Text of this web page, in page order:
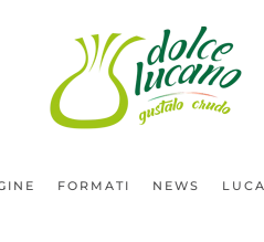
FORMATI NEWS LUCA